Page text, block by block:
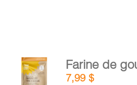
AJOUTER
AU
PANIER
Farine de
7,99$